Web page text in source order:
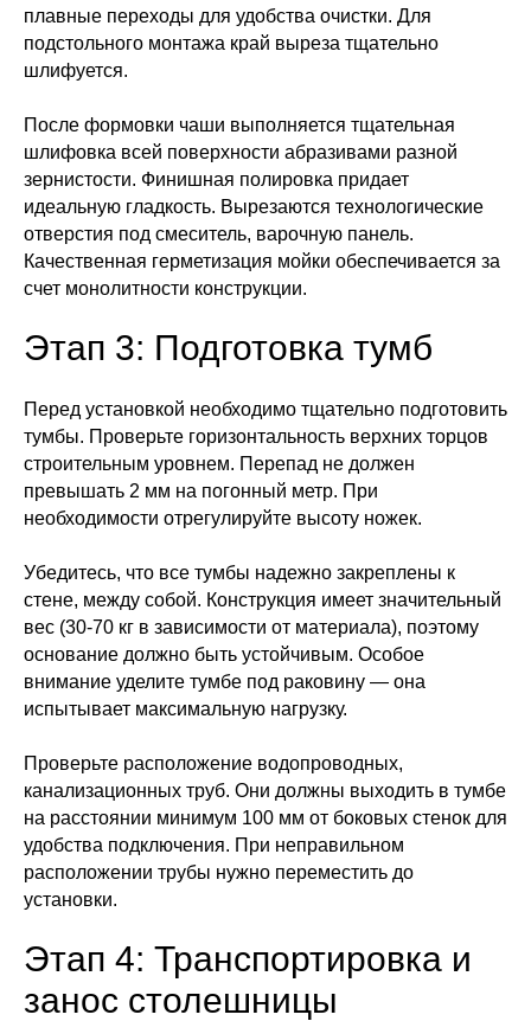
плавные переходы для удобства очистки. Для
подстольного монтажа край выреза тщательно
шлифуется.
После формовки чаши выполняется тщательная
шлифовка всей поверхности абразивами разной
зернистости. Финишная полировка придает
идеальную гладкость. Вырезаются технологические
отверстия под смеситель, варочную панель.
Качественная герметизация мойки обеспечивается за
счет монолитности конструкции.
Этап 3: Подготовка тумб
Перед установкой необходимо тщательно подготовить
тумбы. Проверьте горизонтальность верхних торцов
строительным уровнем. Перепад не должен
превышать 2 мм на погонный метр. При
необходимости отрегулируйте высоту ножек.
Убедитесь, что все тумбы надежно закреплены к
стене, между собой. Конструкция имеет значительный
вес (30-70 кг в зависимости от материала), поэтому
основание должно быть устойчивым. Особое
внимание уделите тумбе под раковину — она
испытывает максимальную нагрузку.
Проверьте расположение водопроводных,
канализационных труб. Они должны выходить в тумбе
на расстоянии минимум 100 мм от боковых стенок для
удобства подключения. При неправильном
расположении трубы нужно переместить до
установки.
Этап 4: Транспортировка и
занос столешницы